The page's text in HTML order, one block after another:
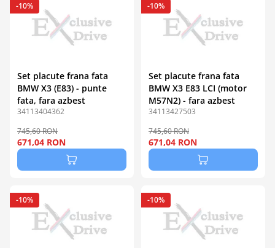
Set placute frana fata
BMW X3 (E83) - punte
fata, fara azbest
34113404362
745,60 RON
671,04 RON
-10%
Set placute frana fata
BMW X3 E83 LCI (motor
M57N2) - fara azbest
34113427503
745,60 RON
671,04 RON
-10%
-10% -10%